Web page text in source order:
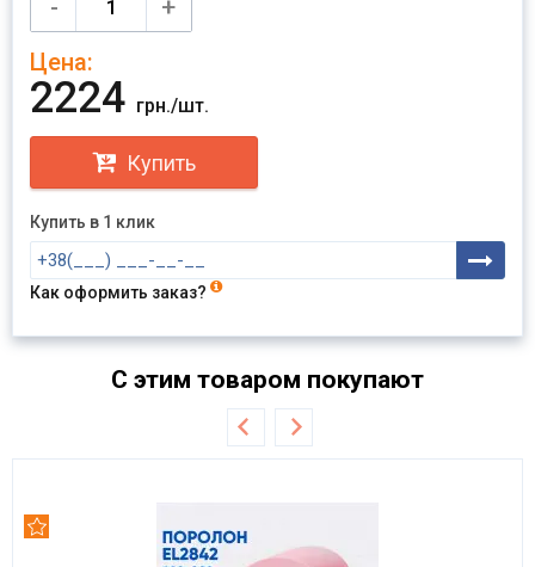
-
+
Цена:
2224 грн./шт.
Купить
Купить в 1 клик
Как оформить заказ?
С этим товаром покупают